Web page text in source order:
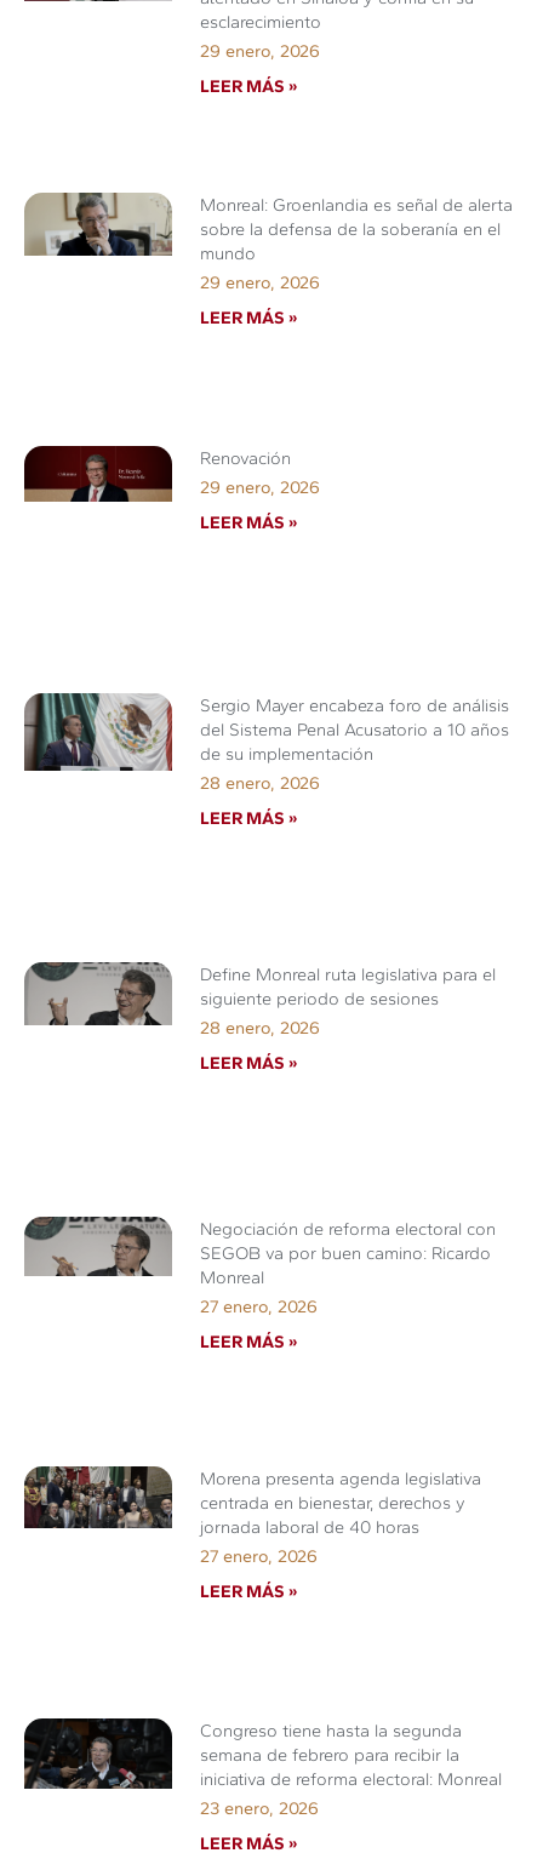
esclarecimiento
29 enero, 2026
LEER MÁS »
Monreal: Groenlandia es señal de alerta
sobre la defensa de la soberanía en el
mundo
29 enero, 2026
LEER MÁS »
Renovación
29 enero, 2026
LEER MÁS »
Sergio Mayer encabeza foro de análisis
del Sistema Penal Acusatorio a 10 años
de su implementación
28 enero, 2026
LEER MÁS »
Define Monreal ruta legislativa para el
siguiente periodo de sesiones
28 enero, 2026
LEER MÁS »
Negociación de reforma electoral con
SEGOB va por buen camino: Ricardo
Monreal
27 enero, 2026
LEER MÁS »
Morena presenta agenda legislativa
centrada en bienestar, derechos y
jornada laboral de 40 horas
27 enero, 2026
LEER MÁS »
Congreso tiene hasta la segunda
semana de febrero para recibir la
iniciativa de reforma electoral: Monreal
23 enero, 2026
LEER MÁS »